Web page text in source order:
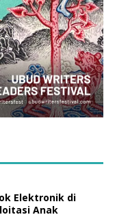
Elektronik di
Anak